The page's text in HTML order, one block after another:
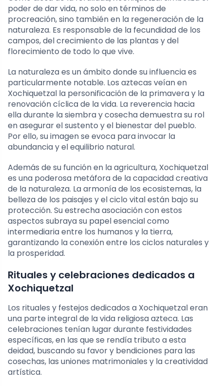
poder de dar vida, no solo en términos de
procreación, sino también en la regeneración de la
naturaleza. Es responsable de la fecundidad de los
campos, del crecimiento de las plantas y del
florecimiento de todo lo que vive.
La naturaleza es un ámbito donde su influencia es
particularmente notable. Los aztecas veían en
Xochiquetzal la personificación de la primavera y la
renovación cíclica de la vida. La reverencia hacia
ella durante la siembra y cosecha demuestra su rol
en asegurar el sustento y el bienestar del pueblo.
Por ello, su imagen se evoca para invocar la
abundancia y el equilibrio natural.
Además de su función en la agricultura, Xochiquetzal
es una poderosa metáfora de la capacidad creativa
de la naturaleza. La armonía de los ecosistemas, la
belleza de los paisajes y el ciclo vital están bajo su
protección. Su estrecha asociación con estos
aspectos subraya su papel esencial como
intermediaria entre los humanos y la tierra,
garantizando la conexión entre los ciclos naturales y
la prosperidad.
Rituales y celebraciones dedicados a
Xochiquetzal
Los rituales y festejos dedicados a Xochiquetzal eran
una parte integral de la vida religiosa azteca. Las
celebraciones tenían lugar durante festividades
específicas, en las que se rendía tributo a esta
deidad, buscando su favor y bendiciones para las
cosechas, las uniones matrimoniales y la creatividad
artística.